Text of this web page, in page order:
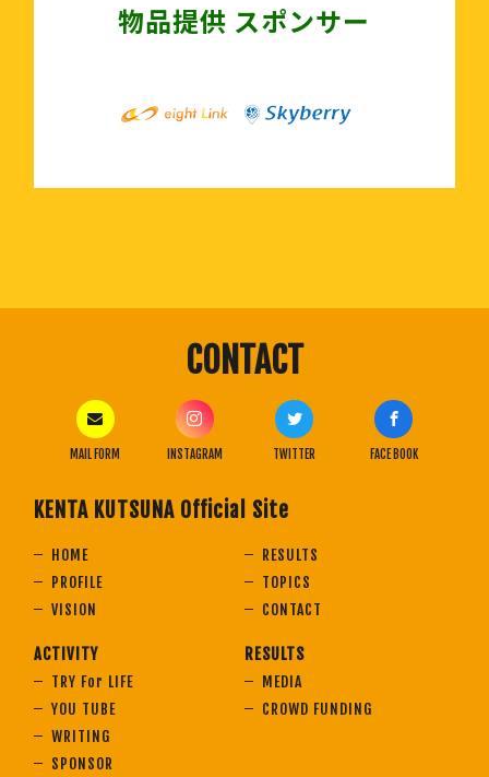
物品提供 スポンサー
CONTACT
MAIL FORM INSTAGRAM TWITTER FACE BOOK
KENTA KUTSUNA Official Site
HOME
PROFILE
VISION
RESULTS
TOPICS
CONTACT
ACTIVITY
TRY For LIFE
YOU TUBE
WRITING
SPONSOR
RESULTS
MEDIA
CROWD FUNDING